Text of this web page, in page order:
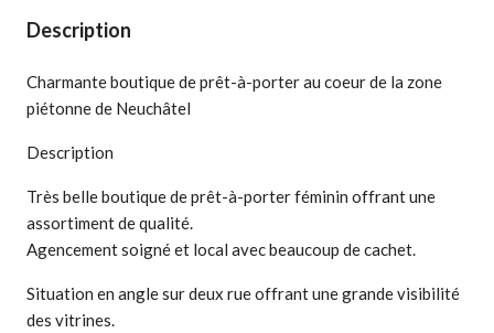
Description
Charmante boutique de prêt-à-porter au coeur de la zone
piétonne de Neuchâtel
Description
Très belle boutique de prêt-à-porter féminin offrant une
assortiment de qualité.
Agencement soigné et local avec beaucoup de cachet.
Situation en angle sur deux rue offrant une grande visibilité
des vitrines.